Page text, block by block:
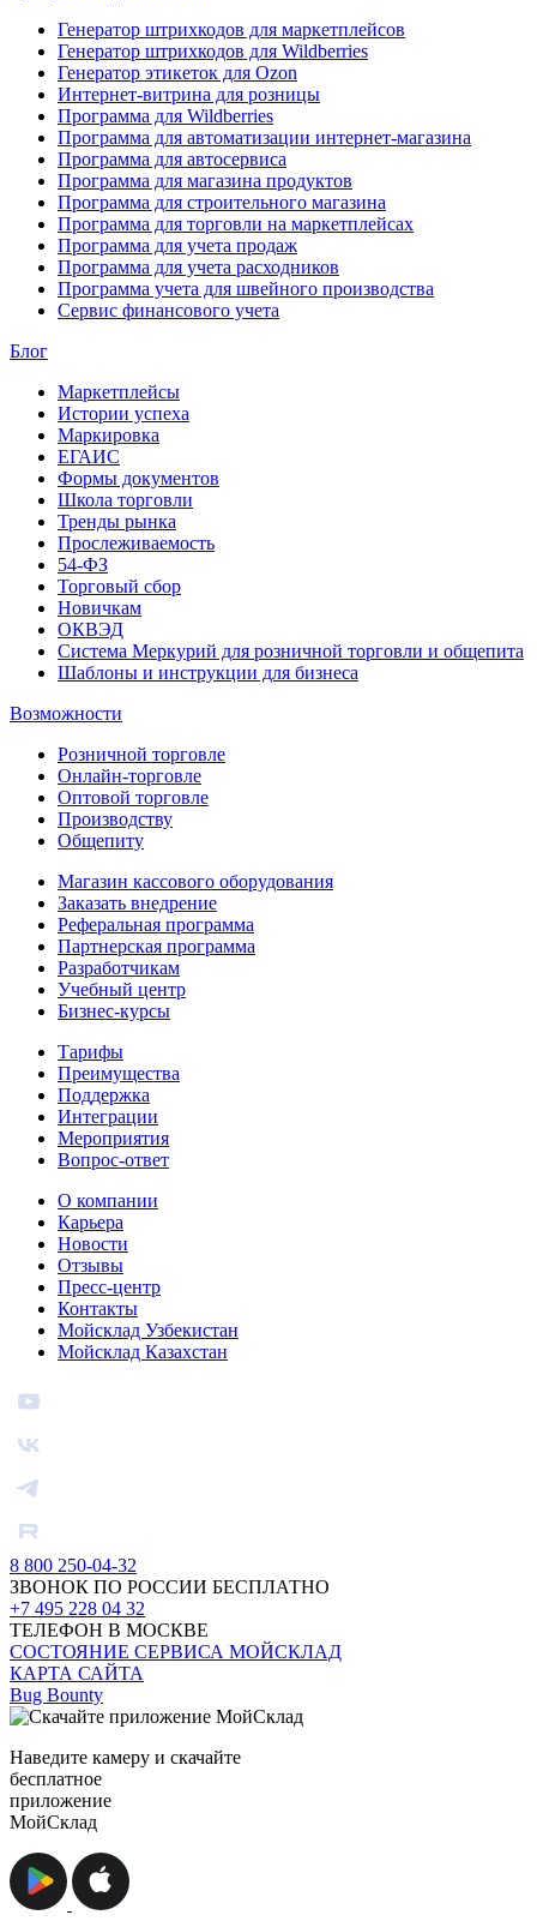
Генератор штрихкодов для маркетплейсов
Генератор штрихкодов для Wildberries
Генератор этикеток для Ozon
Интернет-витрина для розницы
Программа для Wildberries
Программа для автоматизации интернет-магазина
Программа для автосервиса
Программа для магазина продуктов
Программа для строительного магазина
Программа для торговли на маркетплейсах
Программа для учета продаж
Программа для учета расходников
Программа учета для швейного производства
Сервис финансового учета
Блог
Маркетплейсы
Истории успеха
Маркировка
ЕГАИС
Формы документов
Школа торговли
Тренды рынка
Прослеживаемость
54-ФЗ
Торговый сбор
Новичкам
ОКВЭД
Система Меркурий для розничной торговли и общепита
Шаблоны и инструкции для бизнеса
Возможности
Розничной торговле
Онлайн-торговле
Оптовой торговле
Производству
Общепиту
Магазин кассового оборудования
Заказать внедрение
Реферальная программа
Партнерская программа
Разработчикам
Учебный центр
Бизнес‑курсы
Тарифы
Преимущества
Поддержка
Интеграции
Мероприятия
Вопрос-ответ
О компании
Карьера
Новости
Отзывы
Пресс-центр
Контакты
Мойсклад Узбекистан
Мойсклад Казахстан
8 800 250-04-32
ЗВОНОК ПО РОССИИ БЕСПЛАТНО
+7 495 228 04 32
ТЕЛЕФОН В МОСКВЕ
СОСТОЯНИЕ СЕРВИСА МОЙСКЛАД
КАРТА САЙТА
Bug Bounty
Наведите камеру и скачайте
бесплатное
приложение
МойСклад